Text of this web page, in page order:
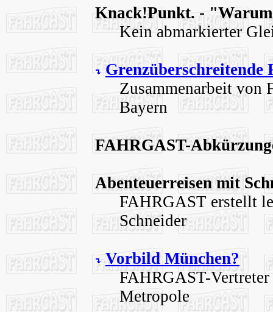
Knack!Punkt. -
Kein abmarkierter
Zusammenarbeit
Bayern
FAHRGAST-
Abenteuerreisen mit
FAHRGAST erstellt
Schneider
Vorbild München?
FAHRGAST-
Metropole